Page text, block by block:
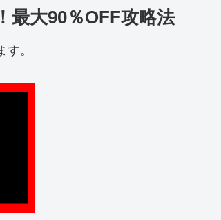
最大90％OFF攻略法
。